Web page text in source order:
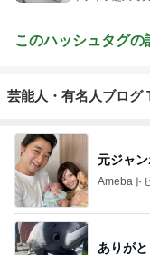
このハッシュタグの
芸能人・有名人ブログ
元ジャ
Amebaト
ありが